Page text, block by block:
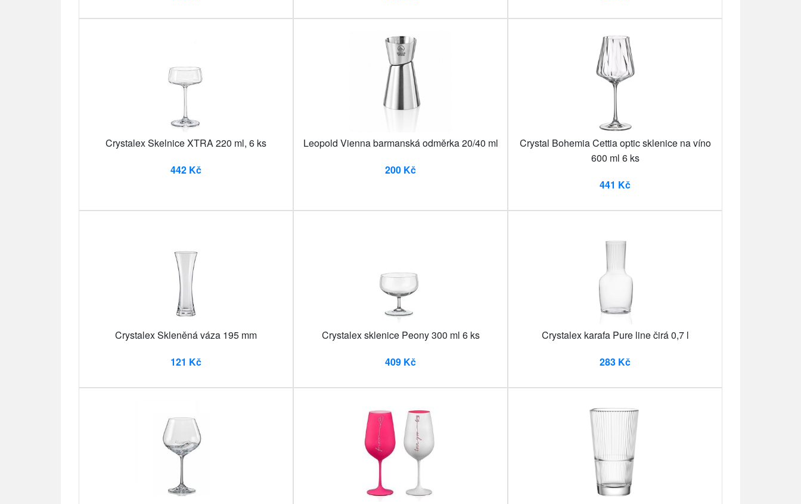
Crystalex Skelnice XTRA 220 ml, 6 ks
442 Kč
Leopold Vienna barmanská odměrka 20/40 ml
200 Kč
Crystal Bohemia Cettia optic sklenice na víno
600 ml 6 ks
441 Kč
Crystalex Skleněná váza 195 mm
121 Kč
Crystalex sklenice Peony 300 ml 6 ks
409 Kč
Crystalex karafa Pure line čirá 0,7 l
283 Kč